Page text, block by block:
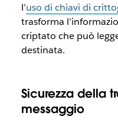
l’uso di chiavi di
trasforma
criptato che può
destinata.
Sicurezza della
messaggio